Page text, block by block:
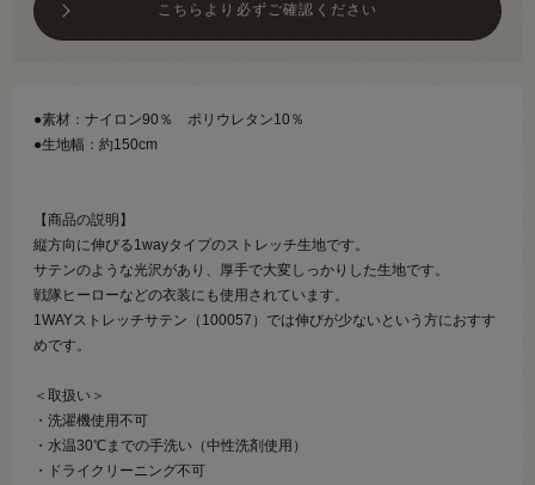
こちらより必ずご確認ください
●素材：ナイロン90％ ポリウレタン10％
●生地幅：約150cm
【商品の説明】
縦方向に伸びる1wayタイプのストレッチ生地です。
サテンのような光沢があり、厚手で大変しっかりした生地です。
戦隊ヒーローなどの衣装にも使用されています。
1WAYストレッチサテン（100057）では伸びが少ないという方におすす
めです。
＜取扱い＞
・洗濯機使用不可
・水温30℃までの手洗い（中性洗剤使用）
・ドライクリーニング不可